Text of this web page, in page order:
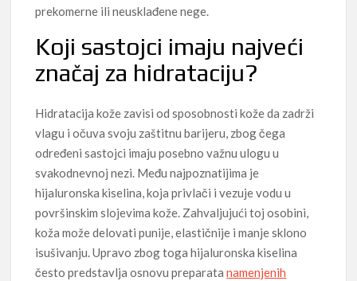
prekomerne ili neusklađene nege.
Koji sastojci imaju najveći
značaj za hidrataciju?
Hidratacija kože zavisi od sposobnosti kože da zadrži
vlagu i očuva svoju zaštitnu barijeru, zbog čega
određeni sastojci imaju posebno važnu ulogu u
svakodnevnoj nezi. Među najpoznatijima je
hijaluronska kiselina, koja privlači i vezuje vodu u
površinskim slojevima kože. Zahvaljujući toj osobini,
koža može delovati punije, elastičnije i manje sklono
isušivanju. Upravo zbog toga hijaluronska kiselina
često predstavlja osnovu preparatanamenjenih